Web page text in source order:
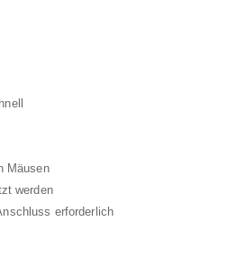
Mäusen
werden
erforderlich